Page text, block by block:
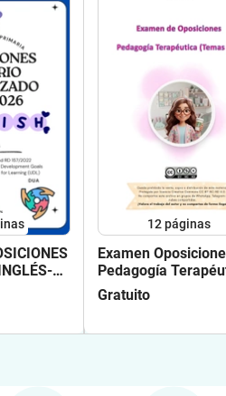
12páginas
Examen
Pedagogía
Gratuito
Gratuito